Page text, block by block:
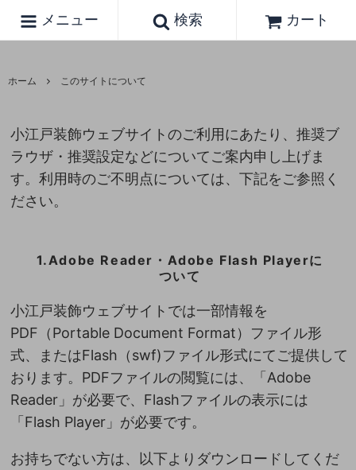
メニュー 検索 カート
ホーム このサイトについて
小江戸装飾ウェブサイトのご利用にあたり、推奨ブ
ラウザ・推奨設定などについてご案内申し上げま
す。利用時のご不明点については、下記をご参照く
ださい。
1.Adobe Reader・Adobe Flash Playerに
ついて
小江戸装飾ウェブサイトでは一部情報を
PDF（Portable Document Format）ファイル形
式、またはFlash（swf)ファイル形式にてご提供して
おります。PDFファイルの閲覧には、「Adobe
Reader」が必要で、Flashファイルの表示には
「Flash Player」が必要です。
お持ちでない方は、以下よりダウンロードしてくだ